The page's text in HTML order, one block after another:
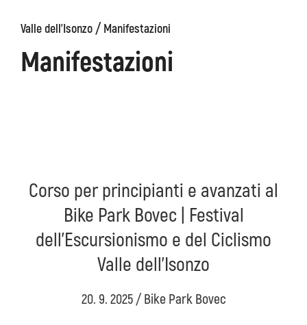
Valle dell'Isonzo/Manifestazioni
Manifestazioni
Kanin
Sentieri
Corso per principianti e avanzati al
Bike Park Bovec | Festival
dell'Escursionismo e del Ciclismo
Valle dell'Isonzo
20. 9. 2025 / Bike Park Bovec